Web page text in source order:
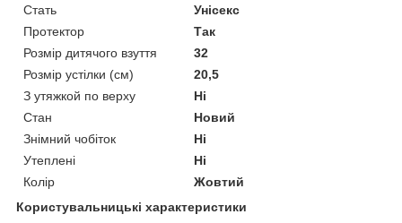
Стать
Унісекс
Протектор
Так
Розмір дитячого взуття
32
Розмір устілки (см)
20,5
З утяжкой по верху
Ні
Стан
Новий
Знімний чобіток
Ні
Утеплені
Ні
Колір
Жовтий
Користувальницькі характеристики